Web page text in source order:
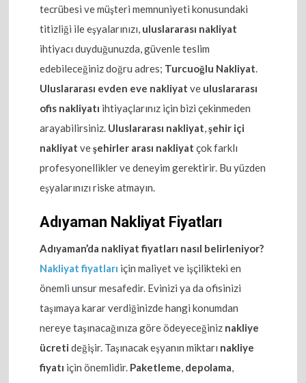
tecrübesi ve müşteri memnuniyeti konusundaki
titizliği ile eşyalarınızı, uluslararası nakliyat
ihtiyacı duyduğunuzda, güvenle teslim
edebileceğiniz doğru adres; Turcuoğlu Nakliyat.
Uluslararası evden eve nakliyat ve uluslararası
ofis nakliyatı ihtiyaçlarınız için bizi çekinmeden
arayabilirsiniz. Uluslararası nakliyat,şehir içi
nakliyat veşehirler arası nakliyat çok farklı
profesyonellikler ve deneyim gerektirir. Bu yüzden
eşyalarınızı riske atmayın.
Adıyaman Nakliyat Fiyatları
Adıyaman’da nakliyat fiyatları nasıl belirleniyor?
Nakliyat fiyatları için maliyet ve işçilikteki en
önemli unsur mesafedir. Evinizi ya da ofisinizi
taşımaya karar verdiğinizde hangi konumdan
nereye taşınacağınıza göre ödeyeceğiniz nakliye
ücreti değişir. Taşınacak eşyanın miktarı nakliye
fiyatı için önemlidir. Paketleme, depolama,